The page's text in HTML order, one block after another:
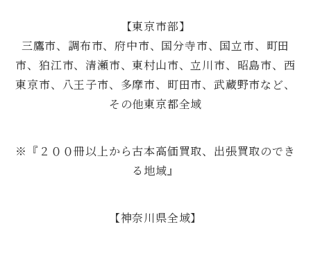
【東京市部】
三鷹市、調布市、府中市、国分寺市、国立市、町田
市、狛江市、清瀬市、東村山市、立川市、昭島市、西
東京市、八王子市、多摩市、町田市、武蔵野市など、
その他東京都全域
※『２００冊以上から古本高価買取、出張買取のでき
る地域』
【神奈川県全域】